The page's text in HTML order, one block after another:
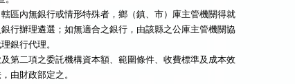
區內無銀行或情形特殊者，鄉（鎮、市）庫主管機關得就
行辦理遴選；如無適合之銀行，由該縣之公庫主管機關協
銀行代理。
第二項之委託機構資本額、範圍條件、收費標準及成本效